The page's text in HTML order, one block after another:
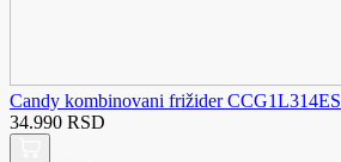
Candy kombinovani frižider CCG1L314ES
34.990 RSD